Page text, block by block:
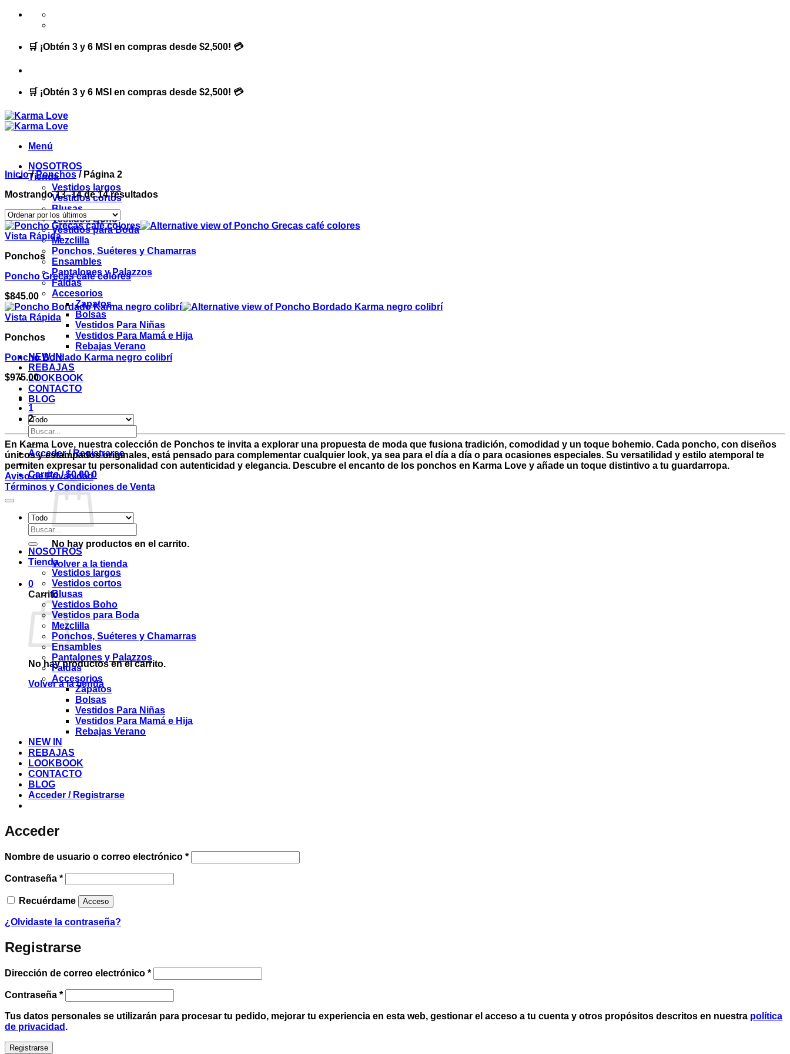
Saltar
🛒 ¡Obtén 3 y 6 MSI en compras desde $2,500! 💳
🛒 ¡Obtén 3 y 6 MSI en compras desde $2,500! 💳
Menú
NOSOTROS
Tienda
Vestidos largos
Vestidos cortos
Blusas
Vestidos Boho
Vestidos para Boda
Mezclilla
Ponchos, Suéteres y Chamarras
Ensambles
Pantalones y Palazzos
Faldas
Accesorios
Zapatos
Bolsas
Vestidos Para Niñas
Vestidos Para Mamá e Hija
Rebajas Verano
NEW IN
REBAJAS
LOOKBOOK
CONTACTO
BLOG
Buscar
por:
Acceder / Registrarse
Carrito /$0.00 0
No hay productos en el carrito.
Volver a la tienda
0
Carrito
No hay productos en el carrito.
Volver a la tienda
Inicio / Ponchos /Página 2
Mostrando 13–14 de 14 resultadosOrdenado
últimos
Vista Rápida
Ponchos
Poncho Grecas café colores
$845.00
Vista Rápida
Ponchos
Poncho Bordado Karma negro colibrí
$975.00
1
2
En Karma Love, nuestra colección de Ponchos te invita a explorar una propuesta de moda que fusiona tradición, comodidad y un toque bohemio. Cada poncho, con diseños
únicos y estampados originales, está pensado para complementar cualquier look, ya sea para el día a día o para ocasiones especiales. Su versatilidad y estilo atemporal te
permiten expresar tu personalidad con autenticidad y elegancia. Descubre el encanto de los ponchos en Karma Love y añade un toque distintivo a tu guardarropa.
Aviso de Privacidad
Términos y Condiciones de Venta
Buscar
por:
NOSOTROS
Tienda
Vestidos largos
Vestidos cortos
Blusas
Vestidos Boho
Vestidos para Boda
Mezclilla
Ponchos, Suéteres y Chamarras
Ensambles
Pantalones y Palazzos
Faldas
Accesorios
Zapatos
Bolsas
Vestidos Para Niñas
Vestidos Para Mamá e Hija
Rebajas Verano
NEW IN
REBAJAS
LOOKBOOK
CONTACTO
BLOG
Acceder / Registrarse
Acceder
Nombre de usuario o correo electrónico *Obligatorio
Contraseña *Obligatorio
Recuérdame Acceso
¿Olvidaste la contraseña?
Registrarse
Dirección de correo electrónico *Obligatorio
Contraseña *Obligatorio
Tus datos personales se utilizarán para procesar tu pedido, mejorar tu experiencia en esta web, gestionar el acceso a tu cuenta y otros propósitos descritos en nuestra política
de privacidad .
Registrarse